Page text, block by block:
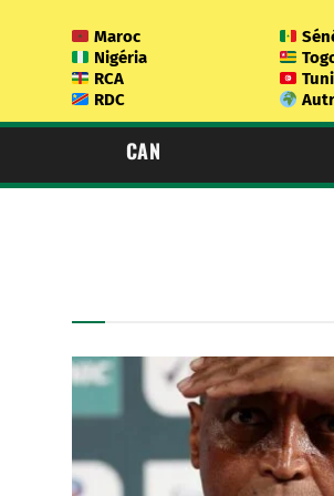
Maroc
Nigéria
RCA
RDC
CAN